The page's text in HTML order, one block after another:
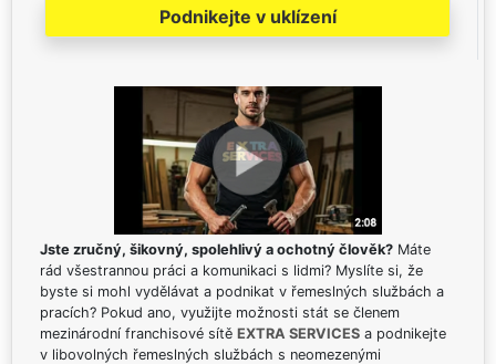
Podnikejte v uklízení
Jste zručný, šikovný, spolehlivý a ochotný člověk? Máte
rád všestrannou práci a komunikaci s lidmi? Myslíte si, že
byste si mohl vydělávat a podnikat v řemeslných službách a
pracích? Pokud ano, využijte možnosti stát se členem
mezinárodní franchisové sítě EXTRA SERVICES a podnikejte
v libovolných řemeslných službách s neomezenými